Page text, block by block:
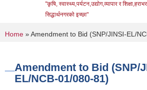
"कृषि, स्वास्थ्य,पर्यटन,उद्योग,व्यापार र
सिद्धार्थनगरको इच्छा"
You are here
Home » Amendment to Bid (SNP/JINSI-EL/
Amendment to Bid (SNP/
EL/NCB-01/080-81)